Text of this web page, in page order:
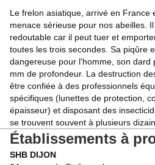
Le frelon asiatique, arrivé en France
menace sérieuse pour nos abeilles.
redoutable car il peut tuer et
toutes les trois secondes. Sa piqûre
dangereuse pour l'homme, son dard
mm de profondeur. La destruction
être confiée à des professionnels
spécifiques (lunettes de protection,
épaisseur) et disposant des
se trouvent souvent à plusieurs
Établissements à
SHB DIJON